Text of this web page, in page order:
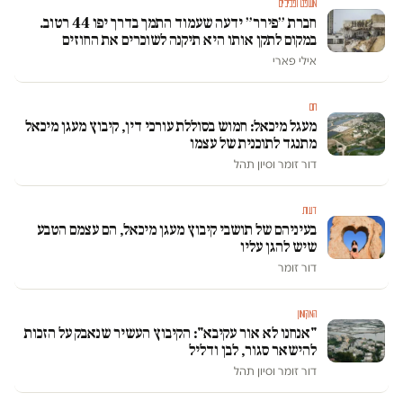
משפט ופלילים
חברת ״פירר״ ידעה שעמוד התמך בדרך יפו 44 רטוב.
במקום לתקן אותו היא תיקנה לשוכרים את החוזים
אילי פארי
חם
מעגל מיכאל: חמוש בסוללת עורכי דין, קיבוץ מעגן מיכאל
מתנגד לתוכנית של עצמו
דור זומר וסיון תהל
דעות
בעיניהם של תושבי קיבוץ מעגן מיכאל, הם עצמם הטבע
שיש להגן עליו
דור זומר
המקומון
"אנחנו לא אור עקיבא": הקיבוץ העשיר שנאבק על הזכות
להישאר סגור, לבן ודליל
דור זומר וסיון תהל